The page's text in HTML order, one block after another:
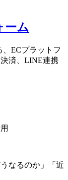
ーム
ECプラットフ
済、LINE連携
なるのか」「近